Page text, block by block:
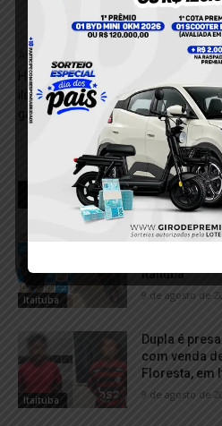
Anterior
Homem é detido por porte
ilegal de arma na região
garimpeira de Itaituba
RELACIONADOS
Itaituba
PM
Itaituba
9 de agosto de
Itaituba
Dupla é
com venda
Floresta, em
9 de agosto de